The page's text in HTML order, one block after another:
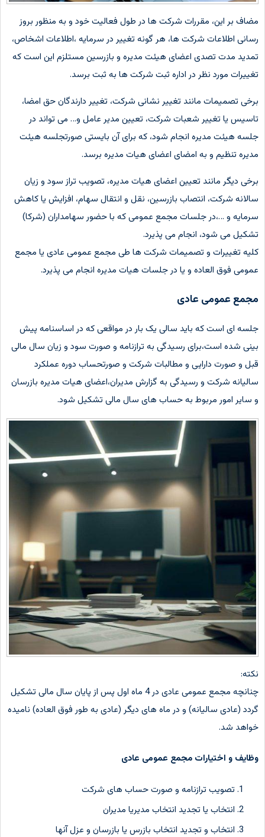
مضاف بر این، مقررات شرکت ها در طول فعالیت خود و به منظور بروز
رسانی اطلاعات شرکت ها، هر گونه تغییر در سرمایه ،اطلاعات اشخاص،
تمدید مدت تصدی اعضای هیئت مدیره و بازرسین مستلزم این است که
تغییرات مورد نظر در اداره ثبت شرکت ها به ثبت برسد.
برخی تصمیمات مانند تغییر نشانی شرکت، تغییر دارندگان حق امضا،
تاسیس یا تغییر شعبات شرکت، تعیین مدیر عامل و… می تواند در
جلسه هیئت مدیره انجام شود، که برای آن بایستی صورتجلسه هیئت
مدیره تنظیم و به امضای اعضای هیات مدیره برسد.
برخی دیگر مانند تعیین اعضای هیات مدیره، تصویب تراز سود و زیان
سالانه شرکت، انتصاب بازرسین، نقل و انتقال سهام، افزایش یا کاهش
سرمایه و …،در جلسات مجمع عمومی که با حضور سهامداران (شرکا)
تشکیل می شود، انجام می پذیرد.
کلیه تغییرات و تصمیمات شرکت ها طی مجمع عمومی عادی یا مجمع
عمومی فوق العاده و یا در جلسات هیات مدیره انجام می پذیرد.
مجمع عمومی عادی
جلسه ای است که باید سالی یک بار در مواقعی که در اساسنامه پیش
بینی شده است،برای رسیدگی به ترازنامه و صورت سود و زیان سال مالی
قبل و صورت دارایی و مطالبات شرکت و صورتحساب دوره عملکرد
سالیانه شرکت و رسیدگی به گزارش مدیران،اعضای هیات مدیره بازرسان
و سایر امور مربوط به حساب های سال مالی تشکیل شود.
نکته:
چنانچه مجمع عمومی عادی در 4 ماه اول پس از پایان سال مالی تشکیل
گردد (عادی سالیانه) و در ماه های دیگر (عادی به طور فوق العاده) نامیده
خواهد شد.
وظایف و اختیارات مجمع عمومی عادی
تصویب ترازنامه و صورت حساب های شرکت
انتخاب یا تجدید انتخاب مدیریا مدیران
انتخاب و تجدید انتخاب بازرس یا بازرسان و عزل آنها